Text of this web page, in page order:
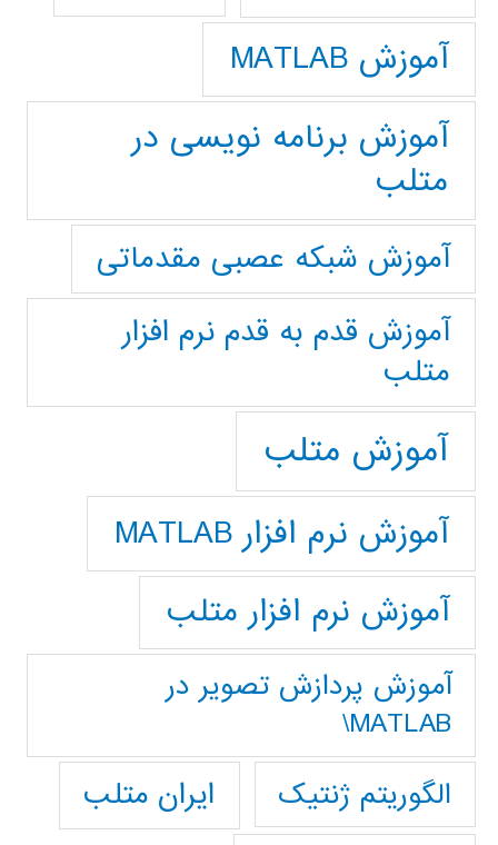
آموزش MATLAB
آموزش برنامه نویسی در
متلب
آموزش شبکه عصبی مقدماتی
آموزش قدم به قدم نرم افزار
متلب
آموزش متلب
آموزش نرم افزار MATLAB
آموزش نرم افزار متلب
آموزش پردازش تصوير در
MATLAB\
الگوریتم ژنتیک
ایران متلب